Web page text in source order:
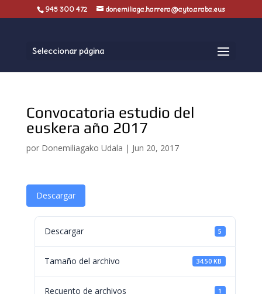
945 300 472 donemiliaga.harrera@ayto.araba.eus
Seleccionar página
Convocatoria estudio del
euskera año 2017
por Donemiliagako Udala | Jun 20, 2017
Descargar
Descargar 5
Tamaño del archivo 34.50 KB
Recuento de archivos 1